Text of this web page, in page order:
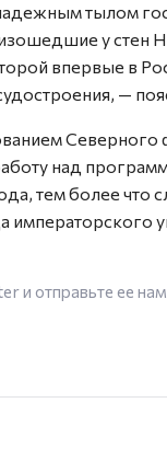
тылом
у стен
впервые в
—
Северного
над
тем более что
и отправьте ее